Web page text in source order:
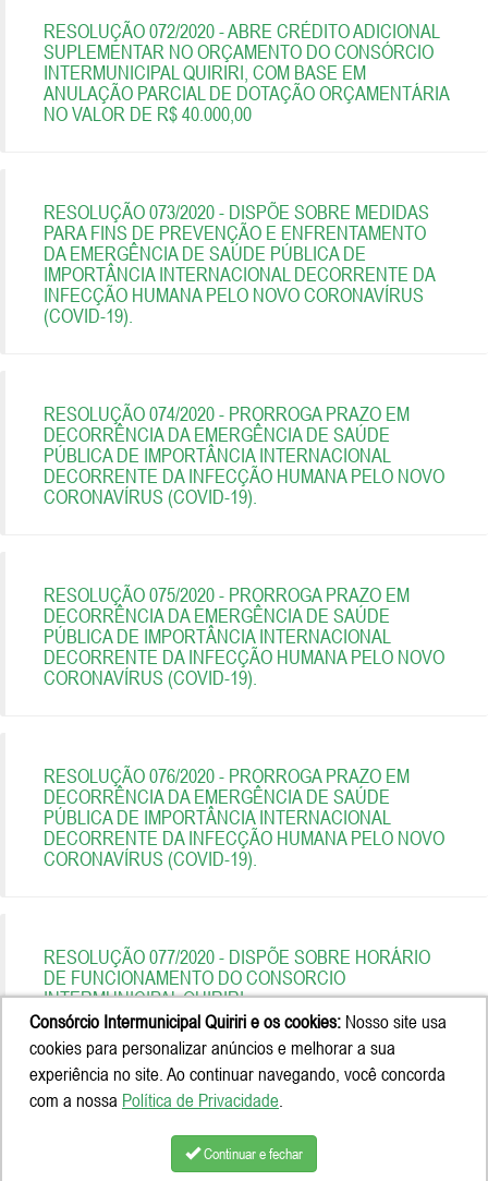
RESOLUÇÃO 072/2020 - ABRE CRÉDITO ADICIONAL
SUPLEMENTAR NO ORÇAMENTO DO CONSÓRCIO
INTERMUNICIPAL QUIRIRI, COM BASE EM
ANULAÇÃO PARCIAL DE DOTAÇÃO ORÇAMENTÁRIA
NO VALOR DE R$ 40.000,00
RESOLUÇÃO 073/2020 - DISPÕE SOBRE MEDIDAS
PARA FINS DE PREVENÇÃO E ENFRENTAMENTO
DA EMERGÊNCIA DE SAÚDE PÚBLICA DE
IMPORTÂNCIA INTERNACIONAL DECORRENTE DA
INFECÇÃO HUMANA PELO NOVO CORONAVÍRUS
(COVID-19).
RESOLUÇÃO 074/2020 - PRORROGA PRAZO EM
DECORRÊNCIA DA EMERGÊNCIA DE SAÚDE
PÚBLICA DE IMPORTÂNCIA INTERNACIONAL
DECORRENTE DA INFECÇÃO HUMANA PELO NOVO
CORONAVÍRUS (COVID-19).
RESOLUÇÃO 075/2020 - PRORROGA PRAZO EM
DECORRÊNCIA DA EMERGÊNCIA DE SAÚDE
PÚBLICA DE IMPORTÂNCIA INTERNACIONAL
DECORRENTE DA INFECÇÃO HUMANA PELO NOVO
CORONAVÍRUS (COVID-19).
RESOLUÇÃO 076/2020 - PRORROGA PRAZO EM
DECORRÊNCIA DA EMERGÊNCIA DE SAÚDE
PÚBLICA DE IMPORTÂNCIA INTERNACIONAL
DECORRENTE DA INFECÇÃO HUMANA PELO NOVO
CORONAVÍRUS (COVID-19).
RESOLUÇÃO 077/2020 - DISPÕE SOBRE HORÁRIO
DE FUNCIONAMENTO DO CONSORCIO
INTERMUNICIPAL QUIRIRI.
Consórcio Intermunicipal Quiriri e os cookies: Nosso site usa
cookies para personalizar anúncios e melhorar a sua
experiência no site. Ao continuar navegando, você concorda
com a nossa Política de Privacidade.
Continuar e fechar